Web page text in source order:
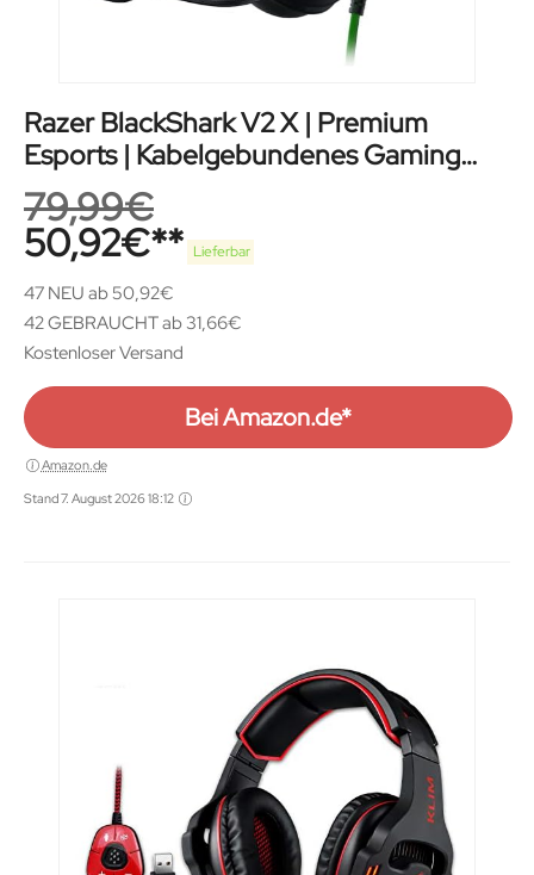
Razer BlackShark V2 X | Premium
Esports | Kabelgebundenes Gaming
Headset
79,99€
50,92€ Lieferbar
47 NEU ab 50,92€
42 GEBRAUCHT ab 31,66€
Kostenloser Versand
Bei Amazon.de*
Amazon.de
Stand 7. August 2026 18:12